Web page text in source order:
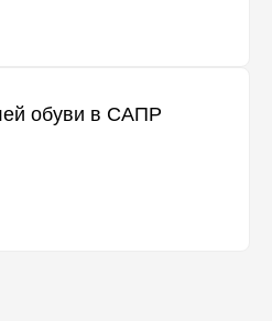
обуви в САПР